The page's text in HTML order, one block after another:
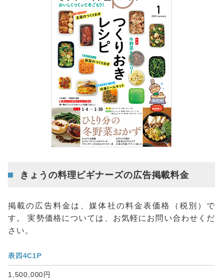
きょうの料理ビギナーズの広告掲載料金
掲載の広告料金は、媒体社の料金表価格（税別）で
す。 実勢価格については、お気軽にお問い合わせくだ
さい。
表四4C1P
1,500,000円